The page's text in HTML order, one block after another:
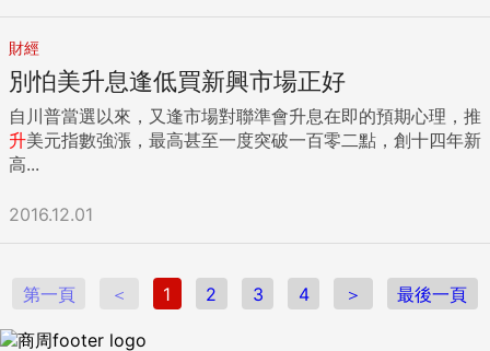
財經
別怕美升息逢低買新興市場正好
自川普當選以來，又逢市場對聯準會升息在即的預期心理，推
升美元指數強漲，最高甚至一度突破一百零二點，創十四年新
高...
2016.12.01
第一頁 ＜ 1 2 3 4 ＞ 最後一頁